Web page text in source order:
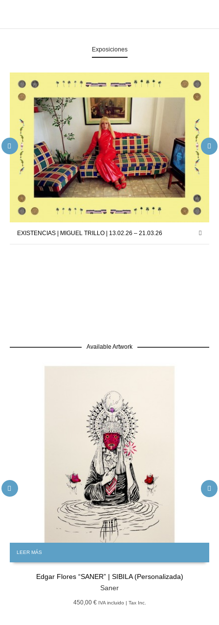
Exposiciones
EXISTENCIAS | MIGUEL TRILLO | 13.02.26 – 21.03.26
Available Artwork
LEER MÁS
Edgar Flores “SANER” | SIBILA (Personalizada)
Saner
450,00 € IVA incluido | Tax Inc.